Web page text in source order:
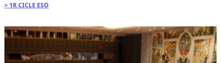
1R CICLE ESO